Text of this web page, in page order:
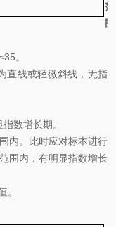
范
。
直线或轻微斜线，无指
数增长期。
内。此时应对标本进行
范围内，有明显指数增长
。